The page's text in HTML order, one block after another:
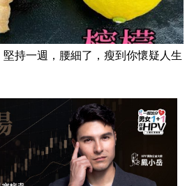
持一週，腰細了，瘦到你懷疑人生